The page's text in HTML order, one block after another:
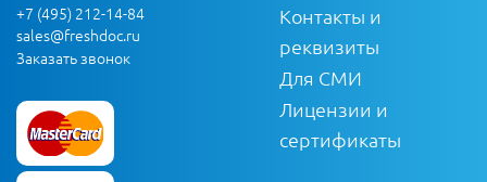
+7 (495) 212-14-84
sales@freshdoc.ru
Заказать звонок
Контакты и
реквизиты
Для СМИ
Лицензии и
сертификаты